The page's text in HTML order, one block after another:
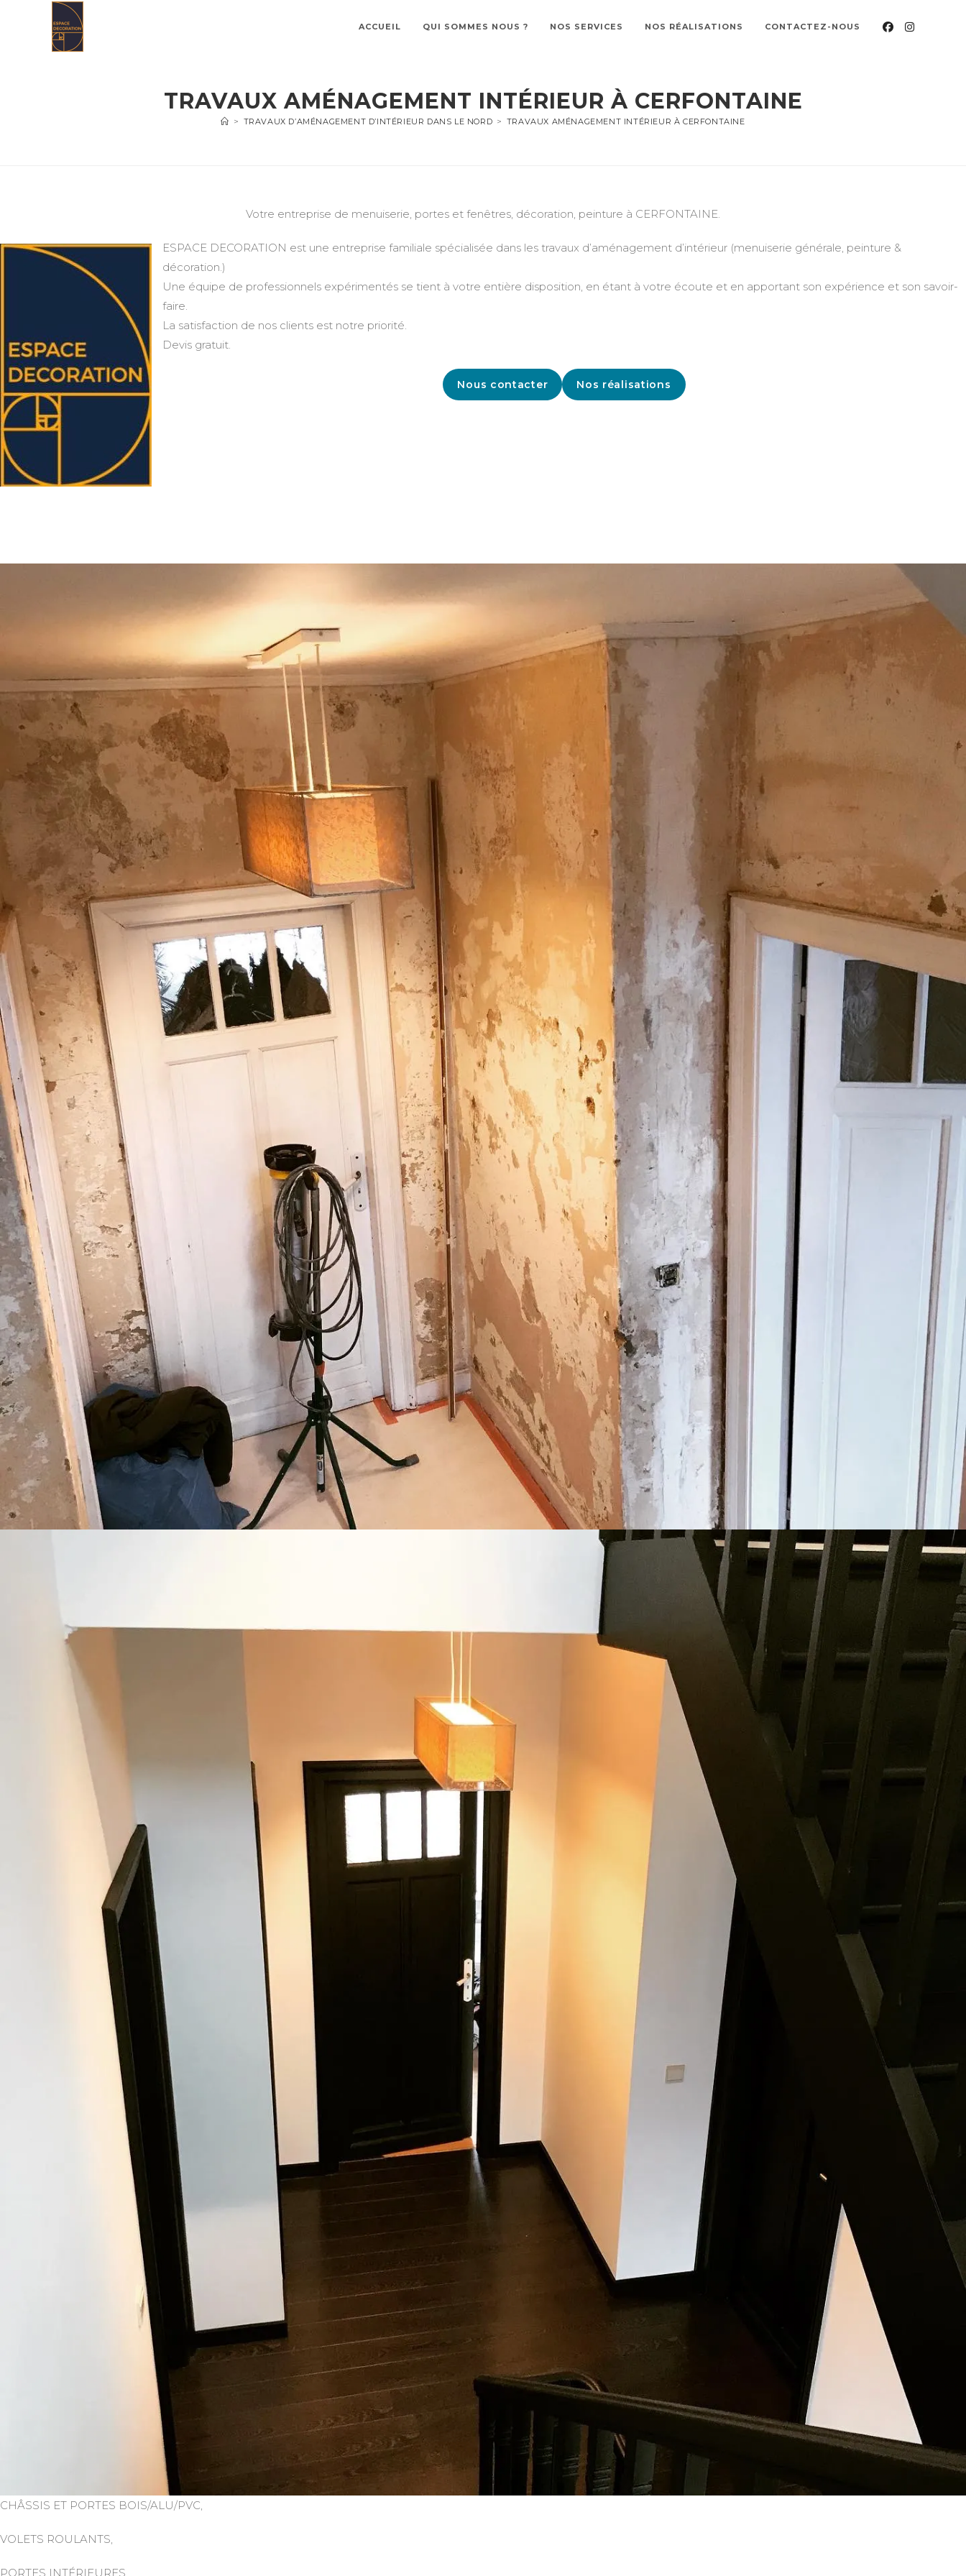
ACCUEIL QUI SOMMES NOUS ? NOS SERVICES NOS RÉALISATIONS CONTACTEZ-NOUS
TRAVAUX AMÉNAGEMENT INTÉRIEUR À CERFONTAINE
> TRAVAUX D’AMÉNAGEMENT D’INTÉRIEUR DANS LE NORD > TRAVAUX AMÉNAGEMENT INTÉRIEUR À CERFONTAINE
Votre entreprise de menuiserie, portes et fenêtres, décoration, peinture à CERFONTAINE.
ESPACE DECORATION est une entreprise familiale spécialisée dans les travaux d’aménagement d’intérieur (menuiserie générale, peinture &
décoration.)
Une équipe de professionnels expérimentés se tient à votre entière disposition, en étant à votre écoute et en apportant son expérience et son savoir-
faire.
La satisfaction de nos clients est notre priorité.
Devis gratuit.
Nous contacter Nos réalisations
CHÂSSIS ET PORTES BOIS/ALU/PVC,
VOLETS ROULANTS,
PORTES INTÉRIEURES,